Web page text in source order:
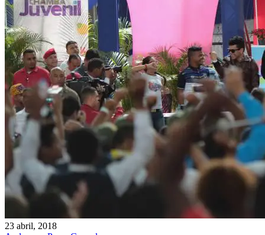
23 abril, 2018